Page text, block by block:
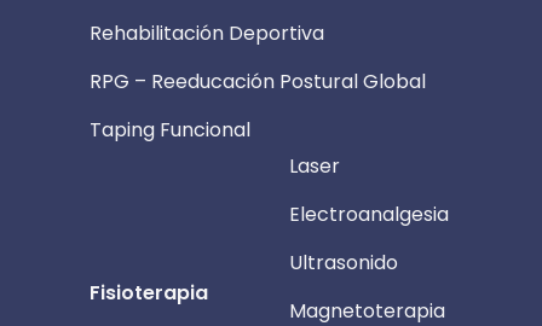
Rehabilitación Deportiva
RPG – Reeducación Postural Global
Taping Funcional
Fisioterapia
Laser
Electroanalgesia
Ultrasonido
Magnetoterapia